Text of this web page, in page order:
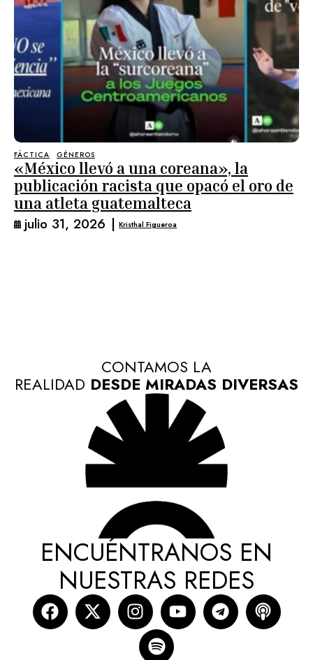
FÁCTICA GÉNEROS
«México llevó a una coreana», la
publicación racista que opacó el oro de
una atleta guatemalteca
julio 31, 2026 | Kristhal Figueroa
CONTAMOS LA
REALIDAD DESDE MIRADAS DIVERSAS
ENCUÉNTRANOS EN
NUESTRAS REDES